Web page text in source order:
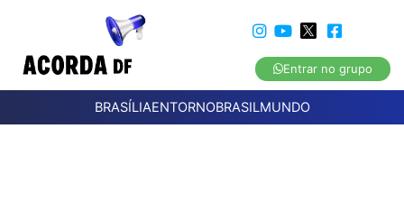
Entrar no grupo
BRASÍLIAENTORNOBRASILMUNDO